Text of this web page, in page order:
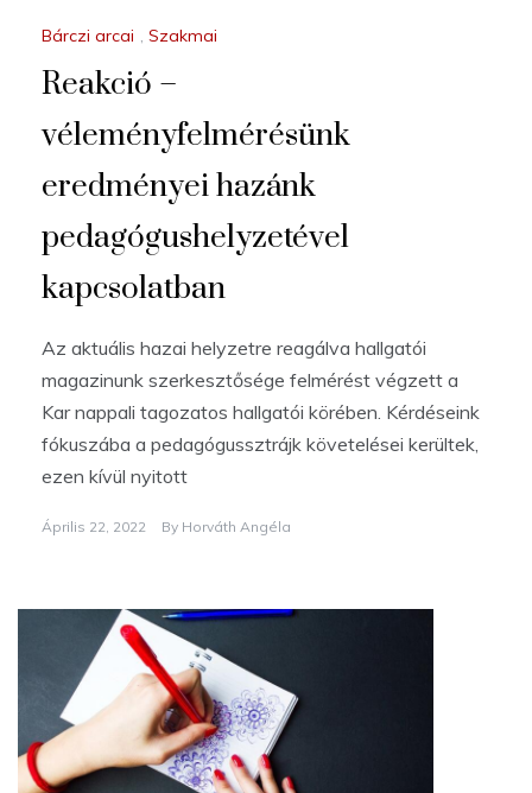
Bárczi arcai Szakmai
Reakció –
véleményfelmérésünk
eredményei hazánk
pedagógushelyzetével
kapcsolatban
Az aktuális hazai helyzetre reagálva hallgatói
magazinunk szerkesztősége felmérést végzett a
Kar nappali tagozatos hallgatói körében. Kérdéseink
fókuszába a pedagógussztrájk követelései kerültek,
ezen kívül nyitott
Április 22, 2022 By Horváth Angéla